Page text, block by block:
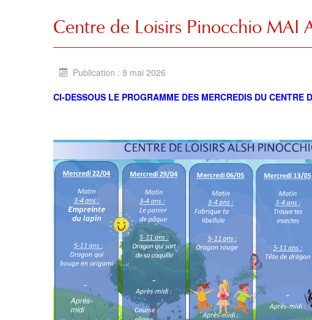
Centre de Loisirs Pinocchio MAI
Publication : 9 mai 2026
CI-DESSOUS LE PROGRAMME DES MERCREDIS DU